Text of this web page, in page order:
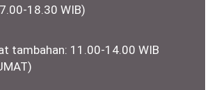
18.30 WIB)
tambahan: 11.00-14.00 WIB